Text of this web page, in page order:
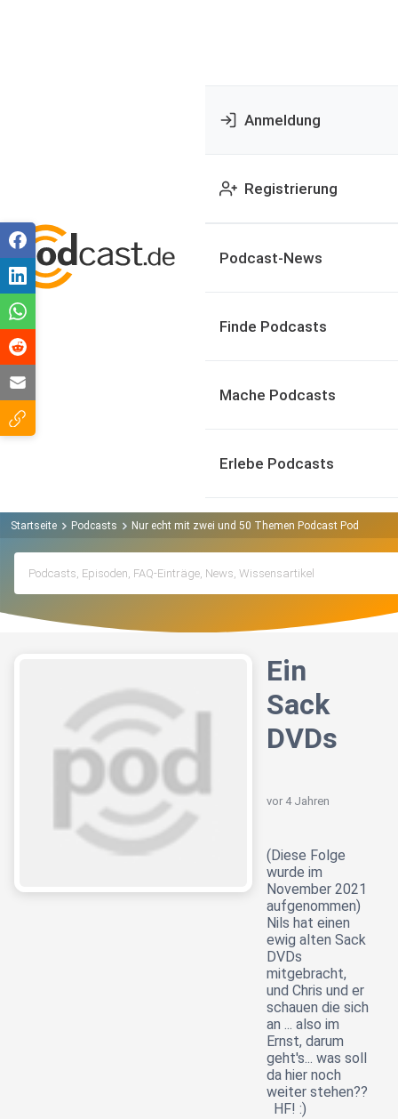
Anmeldung
Registrierung
Podcast-News
Finde Podcasts
Mache Podcasts
Erlebe Podcasts
Startseite Podcasts Nur echt mit zwei und 50 Themen Podcast Podcast
Ein
Sack
DVDs
vor 4 Jahren
(Diese Folge
wurde im
November 2021
aufgenommen)
Nils hat einen
ewig alten Sack
DVDs
mitgebracht,
und Chris und er
schauen die sich
an ... also im
Ernst, darum
geht's... was soll
da hier noch
weiter stehen??
HF! :)